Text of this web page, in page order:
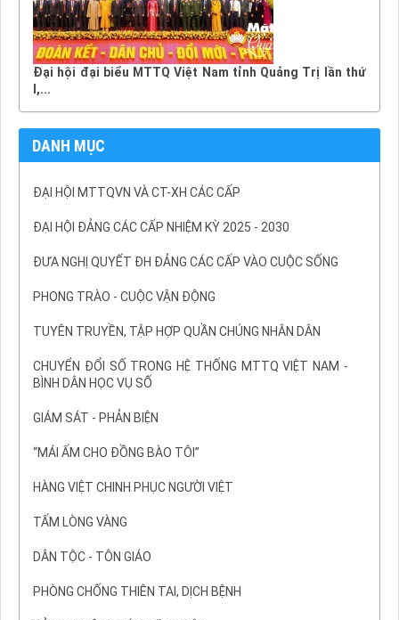
Đại hội đại biểu MTTQ Việt Nam tỉnh Quảng Trị lần thứ
I,...
DANH MỤC
ĐẠI HỘI MTTQVN VÀ CT-XH CÁC CẤP
ĐẠI HỘI ĐẢNG CÁC CẤP NHIỆM KỲ 2025 - 2030
ĐƯA NGHỊ QUYẾT ĐH ĐẢNG CÁC CẤP VÀO CUỘC SỐNG
PHONG TRÀO - CUỘC VẬN ĐỘNG
TUYÊN TRUYỀN, TẬP HỢP QUẦN CHÚNG NHÂN DÂN
CHUYỂN ĐỔI SỐ TRONG HỆ THỐNG MTTQ VIỆT NAM -
BÌNH DÂN HỌC VỤ SỐ
GIÁM SÁT - PHẢN BIỆN
“MÁI ẤM CHO ĐỒNG BÀO TÔI”
HÀNG VIỆT CHINH PHỤC NGƯỜI VIỆT
TẤM LÒNG VÀNG
DÂN TỘC - TÔN GIÁO
PHÒNG CHỐNG THIÊN TAI, DỊCH BỆNH